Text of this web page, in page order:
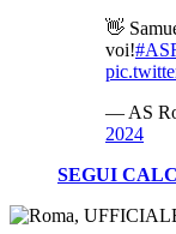
👋
voi!
— AS
2024
SEGUI